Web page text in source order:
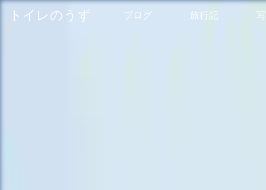
トイレのうず ブログ 旅行記